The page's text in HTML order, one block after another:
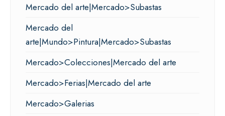
Mercado del arte|Mercado>Subastas
Mercado del
arte|Mundo>Pintura|Mercado>Subastas
Mercado>Colecciones|Mercado del arte
Mercado>Ferias|Mercado del arte
Mercado>Galerias